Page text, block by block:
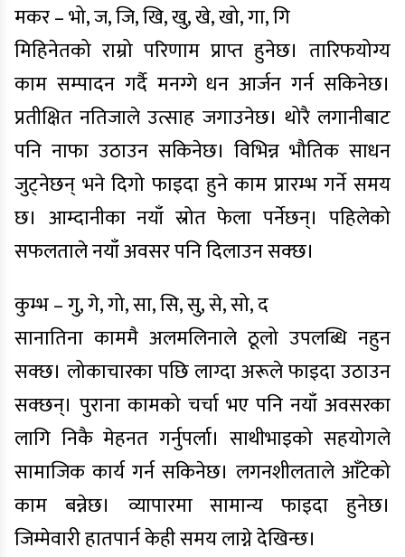
मकर – भो, ज, जि, खि, खु, खे, खो, गा, गि
मिहिनेतको राम्रो परिणाम प्राप्त हुनेछ। तारिफयोग्य
काम सम्पादन गर्दै मनग्गे धन आर्जन गर्न सकिनेछ।
प्रतीक्षित नतिजाले उत्साह जगाउनेछ। थोरै लगानीबाट
पनि नाफा उठाउन सकिनेछ। विभिन्न भौतिक साधन
जुट्नेछन् भने दिगो फाइदा हुने काम प्रारम्भ गर्ने समय
छ। आम्दानीका नयाँ स्रोत फेला पर्नेछन्। पहिलेको
सफलताले नयाँ अवसर पनि दिलाउन सक्छ।
कुम्भ – गु, गे, गो, सा, सि, सु, से, सो, द
सानातिना काममै अलमलिनाले ठूलो उपलब्धि नहुन
सक्छ। लोकाचारका पछि लाग्दा अरूले फाइदा उठाउन
सक्छन्। पुराना कामको चर्चा भए पनि नयाँ अवसरका
लागि निकै मेहनत गर्नुपर्ला। साथीभाइको सहयोगले
सामाजिक कार्य गर्न सकिनेछ। लगनशीलताले आँटेको
काम बन्नेछ। व्यापारमा सामान्य फाइदा हुनेछ।
जिम्मेवारी हातपार्न केही समय लाग्ने देखिन्छ।